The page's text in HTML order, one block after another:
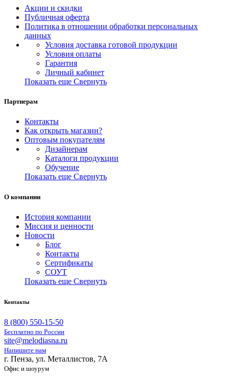
Акции и скидки
Публичная оферта
Политика в отношении обработки персональных
данных
Условия доставка готовой продукции
Условия оплаты
Гарантия
Личный кабинет
Показать еще Свернуть
Партнерам
Контакты
Как открыть магазин?
Оптовым покупателям
Дизайнерам
Каталоги продукции
Обучение
Показать еще Свернуть
О компании
История компании
Миссия и ценности
Новости
Блог
Контакты
Сертификаты
СОУТ
Показать еще Свернуть
Контакты
8 (800) 550-15-50
Бесплатно по России
site@melodiasna.ru
Напишите нам
г. Пенза, ул. Металлистов, 7А
Офис и шоурум